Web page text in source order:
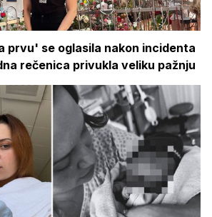
prvu' se oglasila nakon incidenta
rečenica privukla veliku pažnju